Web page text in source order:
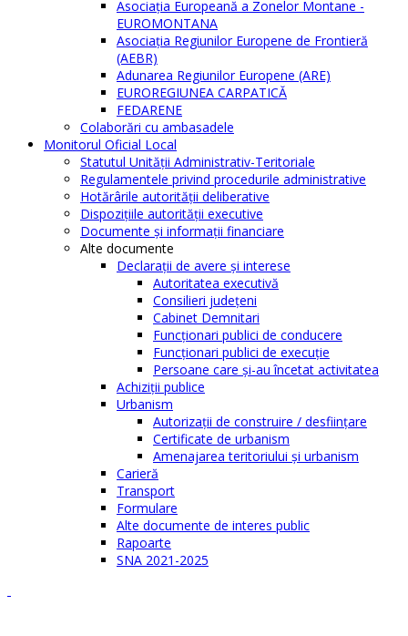
Asociația Europeană a Zonelor Montane -
EUROMONTANA
Asociația Regiunilor Europene de Frontieră
(AEBR)
Adunarea Regiunilor Europene (ARE)
EUROREGIUNEA CARPATICĂ
FEDARENE
Colaborări cu ambasadele
Monitorul Oficial Local
Statutul Unităţii Administrativ-Teritoriale
Regulamentele privind procedurile administrative
Hotărârile autorităţii deliberative
Dispoziţiile autorităţii executive
Documente şi informaţii financiare
Alte documente
Declaraţii de avere şi interese
Autoritatea executivă
Consilieri judeţeni
Cabinet Demnitari
Funcţionari publici de conducere
Funcționari publici de execuție
Persoane care şi-au încetat activitatea
Achiziţii publice
Urbanism
Autorizații de construire / desființare
Certificate de urbanism
Amenajarea teritoriului şi urbanism
Carieră
Transport
Formulare
Alte documente de interes public
Rapoarte
SNA 2021-2025